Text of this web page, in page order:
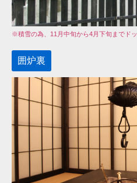
※積雪の為、11月中旬から4月下旬までド
囲炉裏